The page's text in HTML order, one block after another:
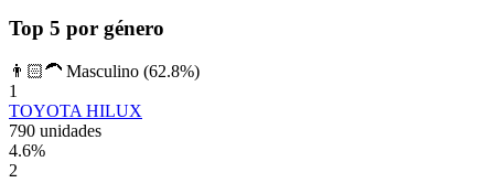
Top 5 por género
👨🏻‍🦱 Masculino (62.8%)
1
TOYOTA HILUX
790 unidades
4.6%
2